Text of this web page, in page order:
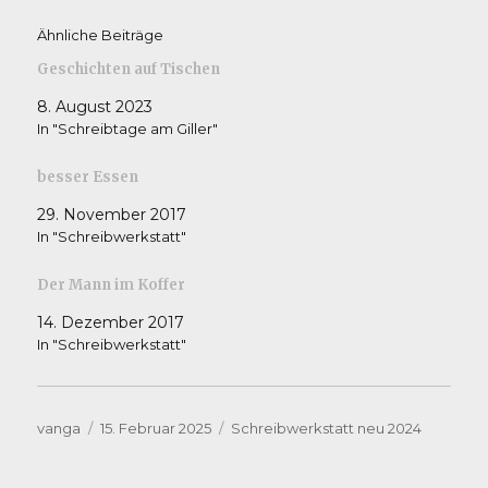
Ähnliche Beiträge
Geschichten auf Tischen
8. August 2023
In "Schreibtage am Giller"
besser Essen
29. November 2017
In "Schreibwerkstatt"
Der Mann im Koffer
14. Dezember 2017
In "Schreibwerkstatt"
Autor
vanga
Veröffentlicht
15. Februar 2025 Kategorien
Schreibwerkstatt neu 2024